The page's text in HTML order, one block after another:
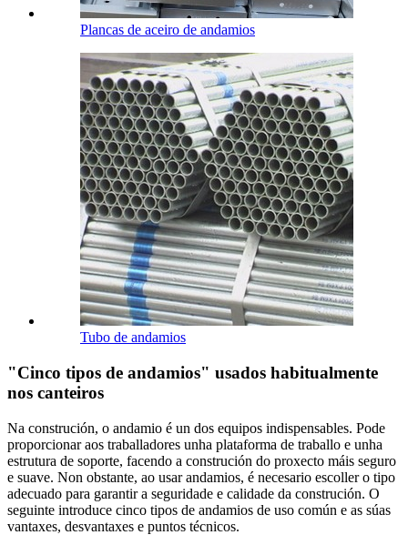
Plancas de aceiro de andamios
Tubo de andamios
"Cinco tipos de andamios" usados ​​habitualmente
nos canteiros
Na construción, o andamio é un dos equipos indispensables. Pode
proporcionar aos traballadores unha plataforma de traballo e unha
estrutura de soporte, facendo a construción do proxecto máis seguro
e suave. Non obstante, ao usar andamios, é necesario escoller o tipo
adecuado para garantir a seguridade e calidade da construción. O
seguinte introduce cinco tipos de andamios de uso común e as súas
vantaxes, desvantaxes e puntos técnicos.